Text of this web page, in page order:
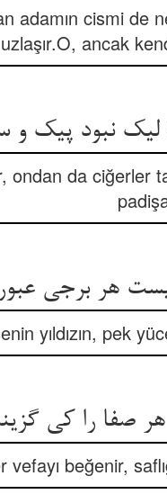
adamın cismi de
uzlaşır.O, ancak
ondan da ciğerler
yıldızın, pek
beğenir,